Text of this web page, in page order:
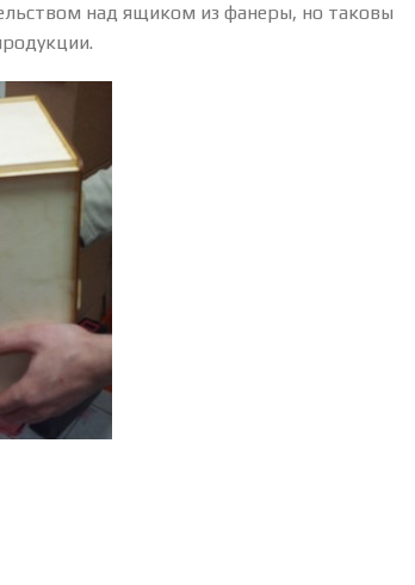
над ящиком из фанеры, но таковы